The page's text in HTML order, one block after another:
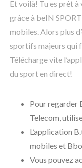
Et voilà! Tu es prêt
grâce à beIN
mobiles. Alors plus
sportifs majeurs qui
Télécharge vite
du sport en direct!
Pour regarder
Telecom,
L’application
mobiles et
Vous pouvez